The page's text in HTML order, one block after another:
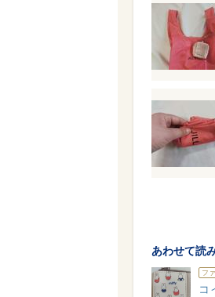
あわせて読
フ
コ